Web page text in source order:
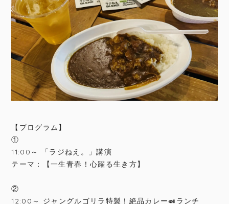
【プログラム】
①
11:00～ 「ラジねえ。」講演
テーマ：【一生青春！心躍る生き方】
②
12:00～ ジャングルゴリラ特製！絶品カレー🍛ランチ